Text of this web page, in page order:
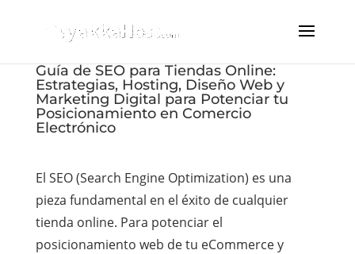
Guía de SEO para Tiendas Online:
Estrategias, Hosting, Diseño Web y
Marketing Digital para Potenciar tu
Posicionamiento en Comercio
Electrónico
El SEO (Search Engine Optimization) es una
pieza fundamental en el éxito de cualquier
tienda online. Para potenciar el
posicionamiento web de tu eCommerce y